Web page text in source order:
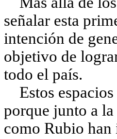
señalar esta
intención de
objetivo de
todo el país.
Estos espacios
porque junto a
como Rubio han